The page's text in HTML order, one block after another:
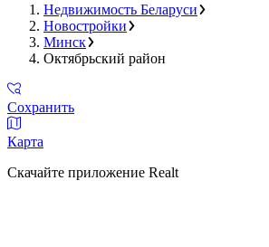
Недвижимость Беларуси
Новостройки
Минск
Октябрьский район
Сохранить
Карта
Скачайте приложение Realt